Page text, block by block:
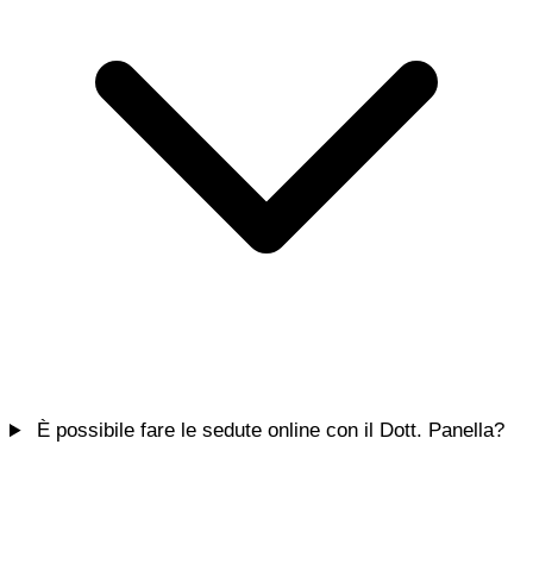
È possibile fare le sedute online con il Dott. Panella?